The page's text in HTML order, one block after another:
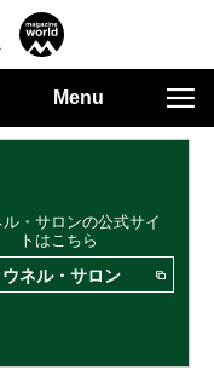
Menu
ル・サロンの公式サイ
トはこちら
ウネル・サロン